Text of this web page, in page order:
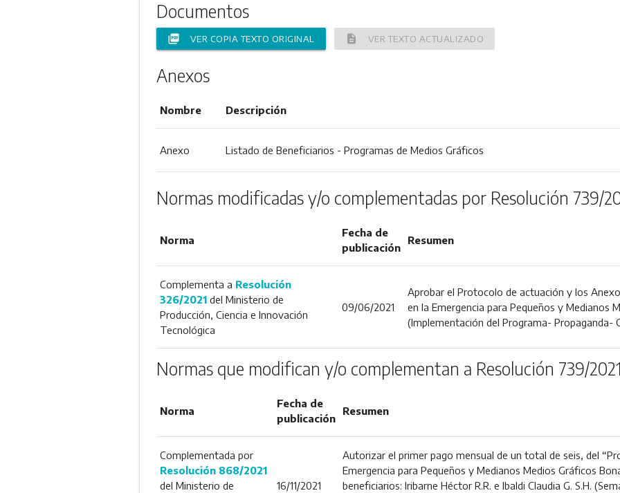
Documentos
picture_as_pdf VER COPIA TEXTO ORIGINAL description VER TEXTO ACTUALIZADO
Anexos
Nombre Descripción
Anexo Listado de Beneficiarios - Programas de Medios Gráficos
Normas modificadas y/o complementadas por Resolución 739/
Norma
Fecha de
publicación
Resumen
Complementa a Resolución
326/2021del Ministerio de
Producción, Ciencia e Innovación
Tecnológica
09/06/2021
Aprobar el Protocolo de actuación y los
en la Emergencia para Pequeños y Medianos
(Implementación del Programa- Propaganda-
Normas que modifican y/o complementan a Resolución 739/2021
Norma
Fecha de
publicación
Resumen
Complementada por
Resolución 868/2021
del Ministerio de
16/11/2021
Autorizar el primer pago mensual de un total de seis, del
Emergencia para Pequeños y Medianos Medios Gráficos
beneficiarios: Iribarne Héctor R.R. e Ibaldi Claudia G. S.H.